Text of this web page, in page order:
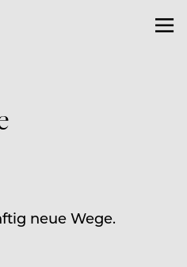
neue Wege.